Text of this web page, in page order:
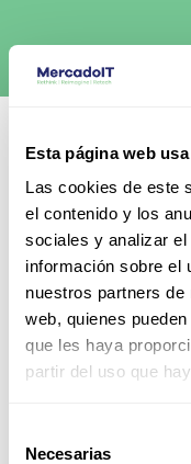
Esta página web
Las cookies de este
el contenido y los
sociales y analizar
información sobre el
nuestros partners
web, quienes
que les haya
partir del uso que
Necesarias
Todos los
CISCO1812/K9 |
10/100